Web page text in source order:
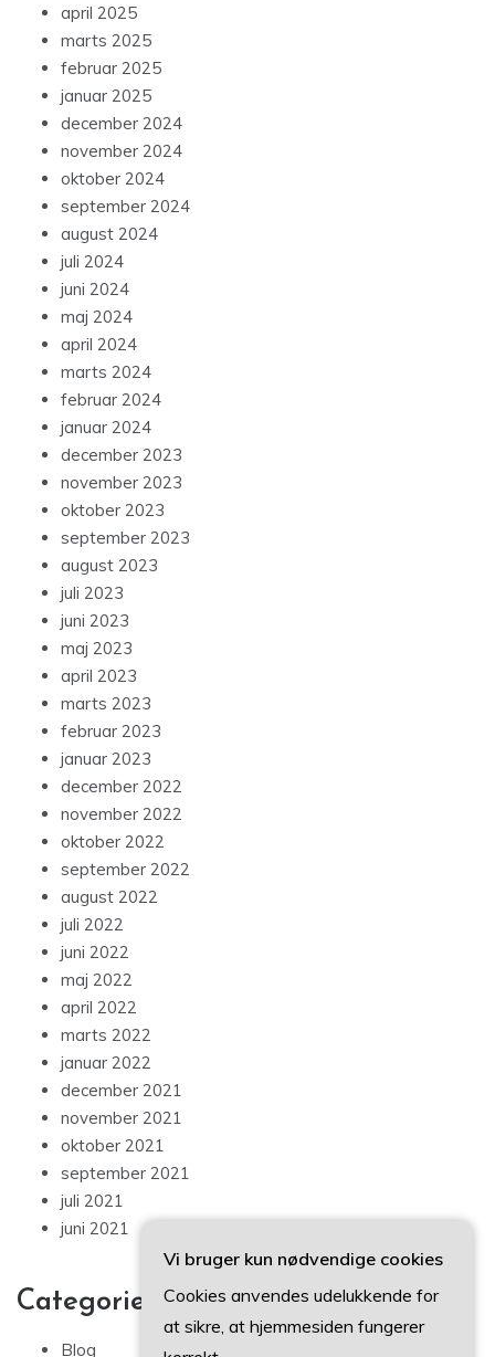
april 2025
marts 2025
februar 2025
januar 2025
december 2024
november 2024
oktober 2024
september 2024
august 2024
juli 2024
juni 2024
maj 2024
april 2024
marts 2024
februar 2024
januar 2024
december 2023
november 2023
oktober 2023
september 2023
august 2023
juli 2023
juni 2023
maj 2023
april 2023
marts 2023
februar 2023
januar 2023
december 2022
november 2022
oktober 2022
september 2022
august 2022
juli 2022
juni 2022
maj 2022
april 2022
marts 2022
januar 2022
december 2021
november 2021
oktober 2021
september 2021
juli 2021
juni 2021
Categories
Blog
Vi bruger kun nødvendige cookies
Cookies anvendes udelukkende for
at sikre, at hjemmesiden fungerer